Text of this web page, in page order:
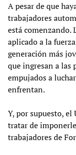
A pesar de que
trabajadores
está comenzando.
aplicado a la
generación más
que ingresan a las
empujados a
enfrentan.
Y, por supuesto, el
tratar de
trabajadores de